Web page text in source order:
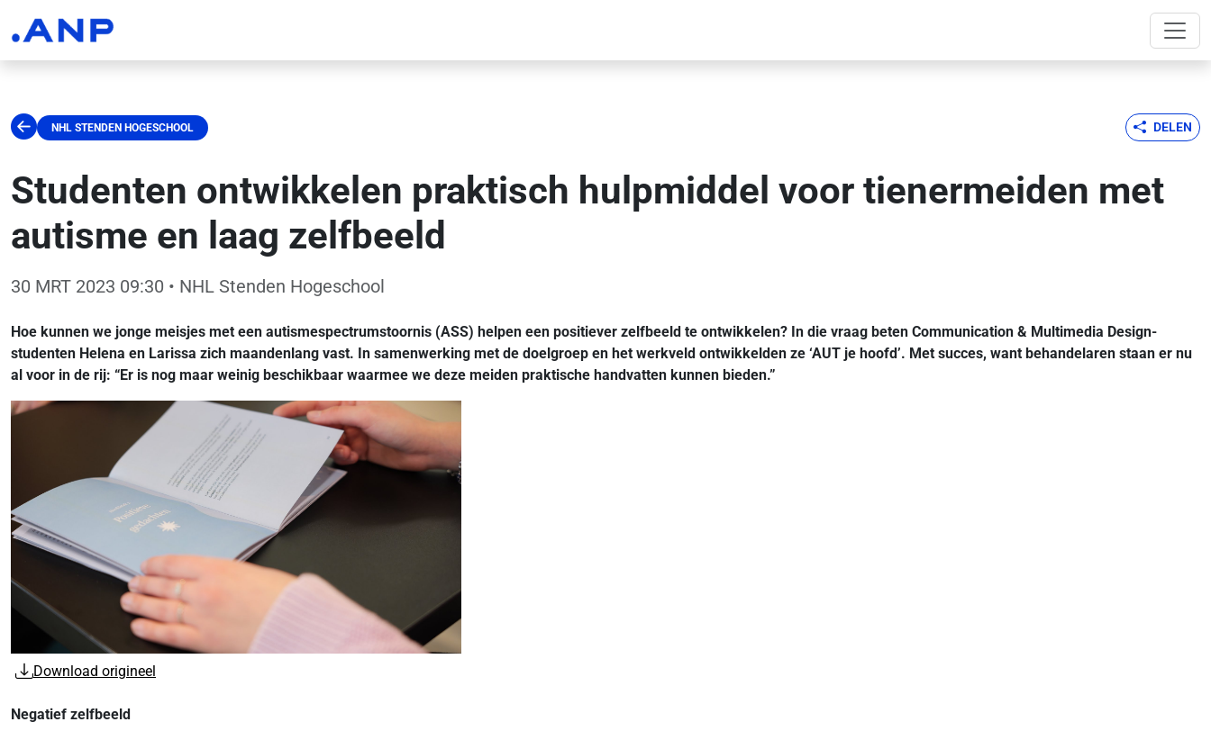
NHL STENDEN HOGESCHOOL DELEN
Studenten ontwikkelen praktisch hulpmiddel voor tienermeiden met
autisme en laag zelfbeeld
30 MRT 2023 09:30 • NHL Stenden Hogeschool
Hoe kunnen we jonge meisjes met een autismespectrumstoornis (ASS) helpen een positiever zelfbeeld te ontwikkelen? In die vraag beten Communication & Multimedia Design-
studenten Helena en Larissa zich maandenlang vast. In samenwerking met de doelgroep en het werkveld ontwikkelden ze ‘AUT je hoofd’. Met succes, want behandelaren staan er nu
al voor in de rij: “Er is nog maar weinig beschikbaar waarmee we deze meiden praktische handvatten kunnen bieden.”
Download origineel
Negatief zelfbeeld